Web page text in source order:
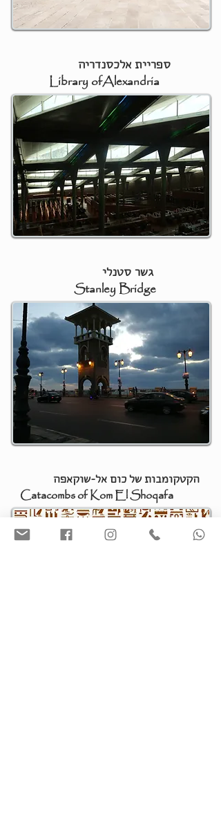
ספריית אלכסנדריה
ofAlexandria
גשר סטנלי
Bridge
הקטקומבות של כום אל-שוקאפה​
of Kom El Shoqafa